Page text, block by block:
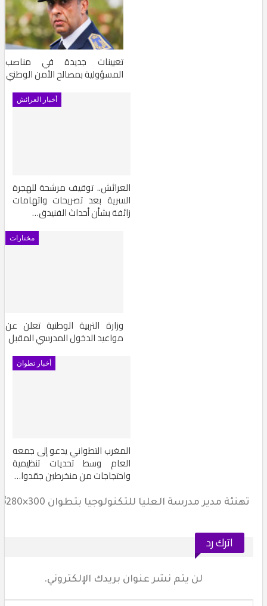
تعيينات جديدة في مناصب
المسؤولية بمصالح الأمن الوطني
أخبار العرائش
العرائش.. توقيف مرشحة للهجرة
السرية بعد تصريحات واتهامات
زائفة بشأن أحداث الفنيدق…
مختارات
وزارة التربية الوطنية تعلن عن
مواعيد الدخول المدرسي المقبل
أخبار تطوان
المغرب التطواني يدعو إلى جمعه
العام وسط تحديات تنظيمية
واحتجاجات من منخرطين جمّدوا…
اترك رد
لن يتم نشر عنوان بريدك الإلكتروني.